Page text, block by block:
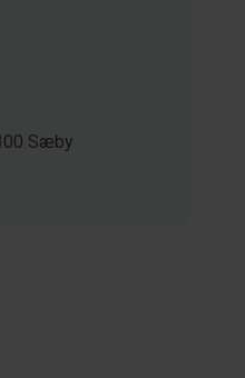
Sæby